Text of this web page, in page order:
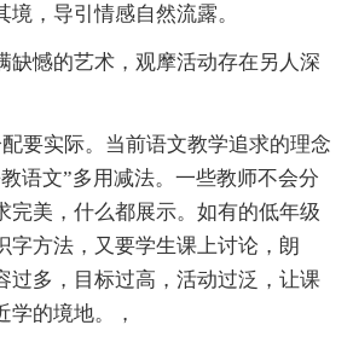
，导引情感自然流露。
缺憾的艺术，观摩活动存在另人深
要实际。当前语文教学追求的理念
语文”多用减法。一些教师不会分
完美，什么都展示。如有的低年级
字方法，又要学生课上讨论，朗
过多，目标过高，活动过泛，让课
学的境地。，